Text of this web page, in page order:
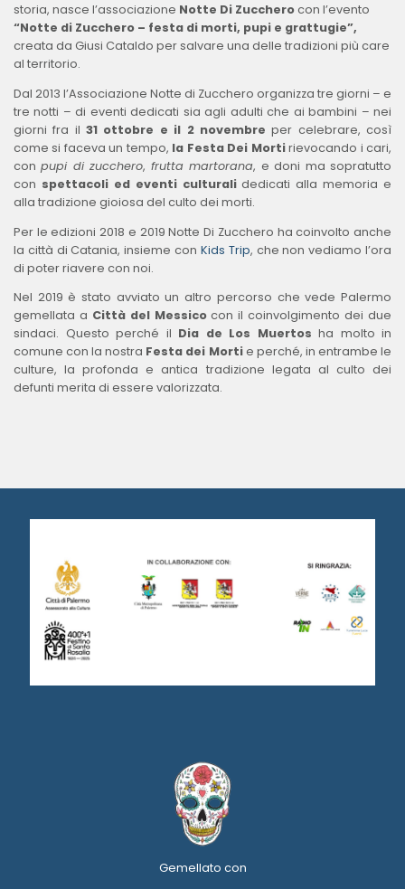
storia, nasce l’associazione Notte Di Zuccherocon l’evento
“Notte di Zucchero – festa di morti, pupi e grattugie”,
creata da Giusi Cataldo per salvare una delle tradizioni più care
al territorio.
Dal 2013 l’Associazione Notte di Zucchero organizza tre giorni – e
tre notti – di eventi dedicati sia agli adulti che ai bambini – nei
giorni fra il31 ottobre e il 2 novembre per celebrare, così
come si faceva un tempo, la Festa Dei Mortirievocando i cari,
conpupi di zucchero, frutta martorana, e doni ma sopratutto
con spettacoli ed eventi culturalidedicati alla memoria e
alla tradizione gioiosa del culto dei morti.
Per le edizioni 2018 e 2019 Notte Di Zucchero ha coinvolto anche
la città di Catania, insieme con Kids Trip, che non vediamo l’ora
di poter riavere con noi.
Nel 2019 è stato avviato un altro percorso che vede Palermo
gemellata a Città del Messicocon il coinvolgimento dei due
sindaci. Questo perché il Dia de Los Muertos ha molto in
comune con la nostra Festa dei Mortie perché, in entrambe le
culture, la profonda e antica tradizione legata al culto dei
defunti merita di essere valorizzata.
Gemellato con